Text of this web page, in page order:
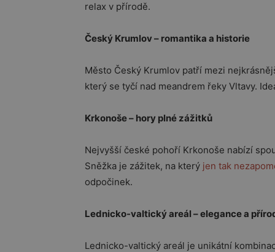
relax v přírodě.
Český Krumlov – romantika a historie
Město Český Krumlov patří mezi
který se tyčí nad meandrem řeky Vltavy.
Krkonoše – hory plné zážitků
Nejvyšší české pohoří Krkonoše nabízí
Sněžka je zážitek, na který jen tak
odpočinek.
Lednicko-valtický areál – elegance a
Lednicko-valtický areál je unikátní